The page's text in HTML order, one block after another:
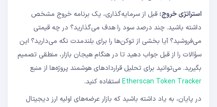
استراتژی خروج: قبل از سرمایه‌گذاری، یک برنامه خروج مشخص
داشته باشید. چند درصد سود را هدف می‌گذارید؟ در چه قیمتی
می‌فروشید؟ آیا بخشی از توکن‌ها را برای بلندمدت نگه می‌دارید؟ این
سؤالات را از قبل جواب دهید تا در هنگام هیجان بازار، منطقی تصمیم
بگیرید. می‌توانید برای تحلیل قراردادهای هوشمند پروژه‌ها از منبع
Etherscan Token Tracker استفاده کنید.
در پایان، به یاد داشته باشید که بازار عرضه‌های اولیه ارز دیجیتال